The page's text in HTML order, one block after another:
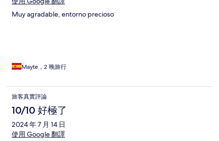
Muy agradable, entorno precioso
Mayte，2 晚旅行
旅客真實評論
10/10 好極了
2024 年 7 月 14 日
使用 Google 翻譯